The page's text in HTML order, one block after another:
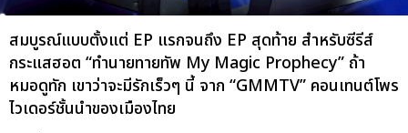
สมบูรณ์แบบตั้งแต่ EP แรกจนถึง EP สุดท้าย สำหรับซีรีส์
กระแสฮอต “ทำนายทายทัพ My Magic Prophecy” ถ้า
หมอดูทัก เขาว่าจะมีรักเร็วๆ นี้ จาก “GMMTV” คอนเทนต์โพร
ไวเดอร์ชั้นนำของเมืองไทย